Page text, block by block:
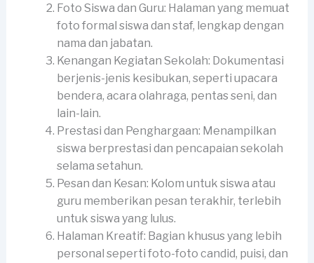
Foto Siswa dan Guru: Halaman yang memuat
foto formal siswa dan staf, lengkap dengan
nama dan jabatan.
Kenangan Kegiatan Sekolah: Dokumentasi
berjenis-jenis kesibukan, seperti upacara
bendera, acara olahraga, pentas seni, dan
lain-lain.
Prestasi dan Penghargaan: Menampilkan
siswa berprestasi dan pencapaian sekolah
selama setahun.
Pesan dan Kesan: Kolom untuk siswa atau
guru memberikan pesan terakhir, terlebih
untuk siswa yang lulus.
Halaman Kreatif: Bagian khusus yang lebih
personal seperti foto-foto candid, puisi, dan